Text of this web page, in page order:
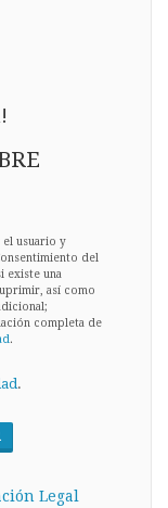
el usuario y
del
existe una
así como
completa de
.
.
Legal